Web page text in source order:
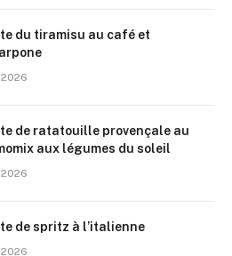
du tiramisu au café et
de ratatouille provençale au
aux légumes du soleil
de spritz à l’italienne